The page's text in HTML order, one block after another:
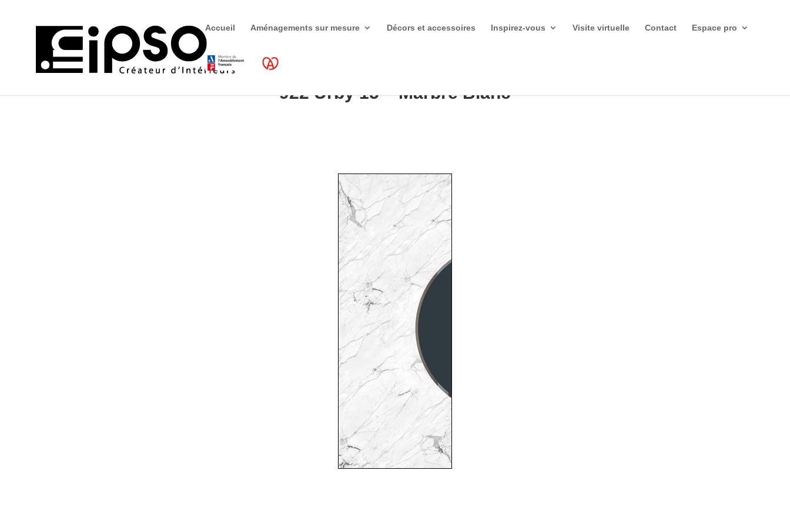
Accueil Aménagements sur mesure Décors et accessoires Inspirez-vous Visite virtuelle Contact Espace pro
922 Urby 15 – Marbre Blanc